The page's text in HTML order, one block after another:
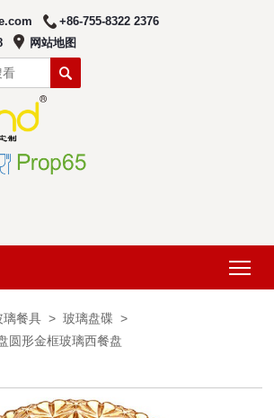
+86-755-8322 2376
网站地图

璃餐具 > 玻璃盘碟 >
圆形金框玻璃西餐盘